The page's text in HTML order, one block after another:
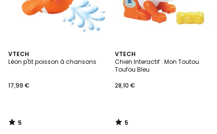
VTECH
Léon p'tit poisson à chansons
17,99 €
5
/
5
/
VTECH
Chien Interactif : Mon Toutou
Toufou Bleu
28,10 €
5
/
5
5
/